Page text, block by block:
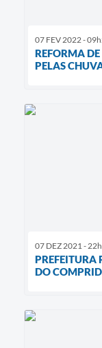
07 FEV 2022 -
REFORMA
PELAS
07 DEZ 2021 -
PREFEITURA
DO